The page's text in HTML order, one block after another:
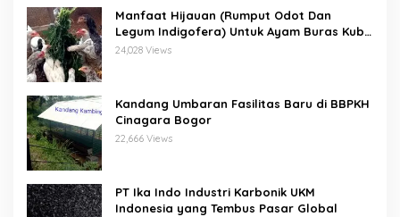
Manfaat Hijauan (Rumput Odot Dan
Legum Indigofera) Untuk Ayam Buras Kub
Dan Sensi
24,028 Views
Kandang Umbaran Fasilitas Baru di BBPKH
Cinagara Bogor
22,666 Views
PT Ika Indo Industri Karbonik UKM
Indonesia yang Tembus Pasar Global